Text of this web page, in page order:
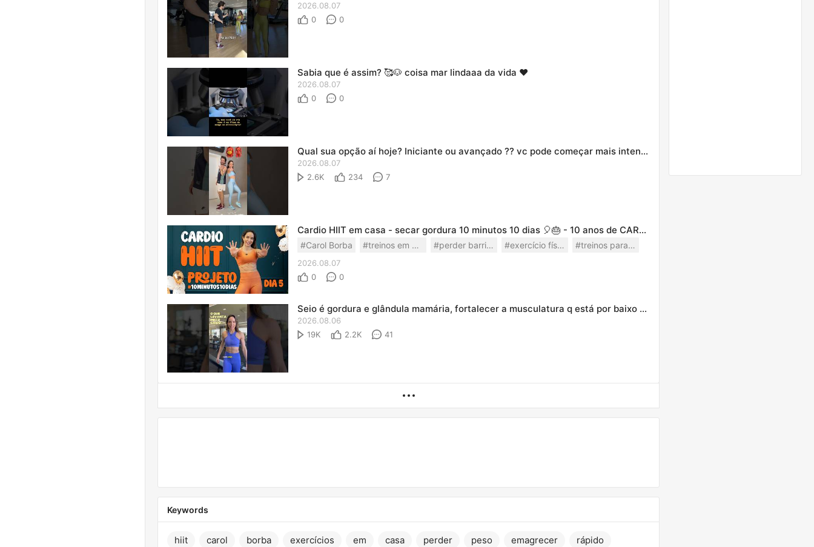
2026.08.07
0
0
Sabia que é assim? 🥰🐶 coisa mar lindaaa da vida ❤️
2026.08.07
0
0
Qual sua opção aí hoje? Iniciante ou avançado ?? vc pode começar mais intenso e terminar mais leve
2026.08.07
2.6K
234 7
Cardio HIIT em casa - secar gordura 10 minutos 10 dias 🎈🎂 - 10 anos de CAROL BORBA
#Carol Borba #treinos em casa #perder barriga #exercício físico #treinos para emagrecer
2026.08.07
0
0
Seio é gordura e glândula mamária, fortalecer a musculatura q está por baixo deixa seu colo + bonito
2026.08.06
19K
2.2K 41
Keywords
hiit carol borba exercícios em casa perder peso emagrecer rápido